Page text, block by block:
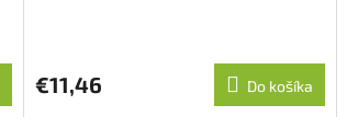
€11,46 Do košíka